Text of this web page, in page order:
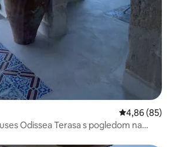
Prosječna
4,86 (85)
Odissea Terasa s pogledom na